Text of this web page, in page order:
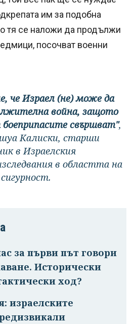
им за подобна
тя се наложи да продължи
посочват военни
че Израел (не) може да
война, защото
свършват",
Калиски, старши
в Израелския
в областта на
за първи път говори
Исторически
ход?
израелските